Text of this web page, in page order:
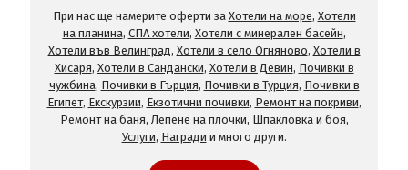
При нас ще намерите оферти за Хотели на море, Хотели
на планина, СПА хотели, Хотели с минерален басейн,
Хотели във Велинград, Хотели в село Огняново, Хотели в
Хисаря, Хотели в Сандански, Хотели в Девин, Почивки в
чужбина, Почивки в Гърция, Почивки в Турция, Почивки в
Египет, Екскурзии, Екзотични почивки, Ремонт на покриви,
Ремонт на баня, Лепене на плочки, Шпакловка и боя,
Услуги, Награди и много други.